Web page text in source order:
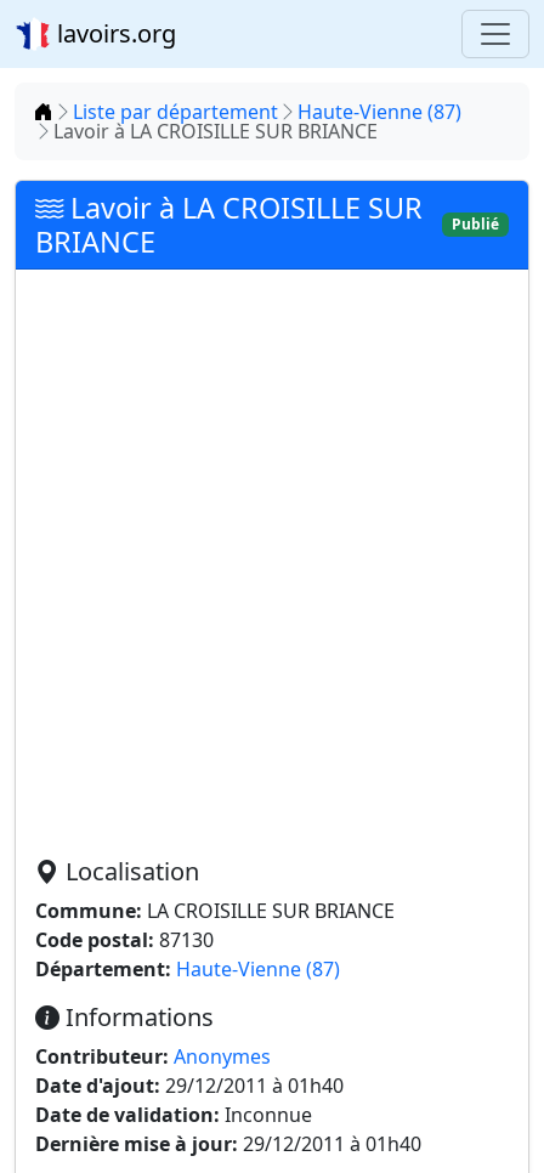
lavoirs.org
Accueil
Liste par département Haute-Vienne (87)
Lavoir à LA CROISILLE SUR BRIANCE
Lavoir à LA CROISILLE SUR
BRIANCE
Publié
Localisation
Commune: LA CROISILLE SUR BRIANCE
Code postal: 87130
Département: Haute-Vienne (87)
Informations
Contributeur: Anonymes
Date d'ajout: 29/12/2011 à 01h40
Date de validation: Inconnue
Dernière mise à jour: 29/12/2011 à 01h40